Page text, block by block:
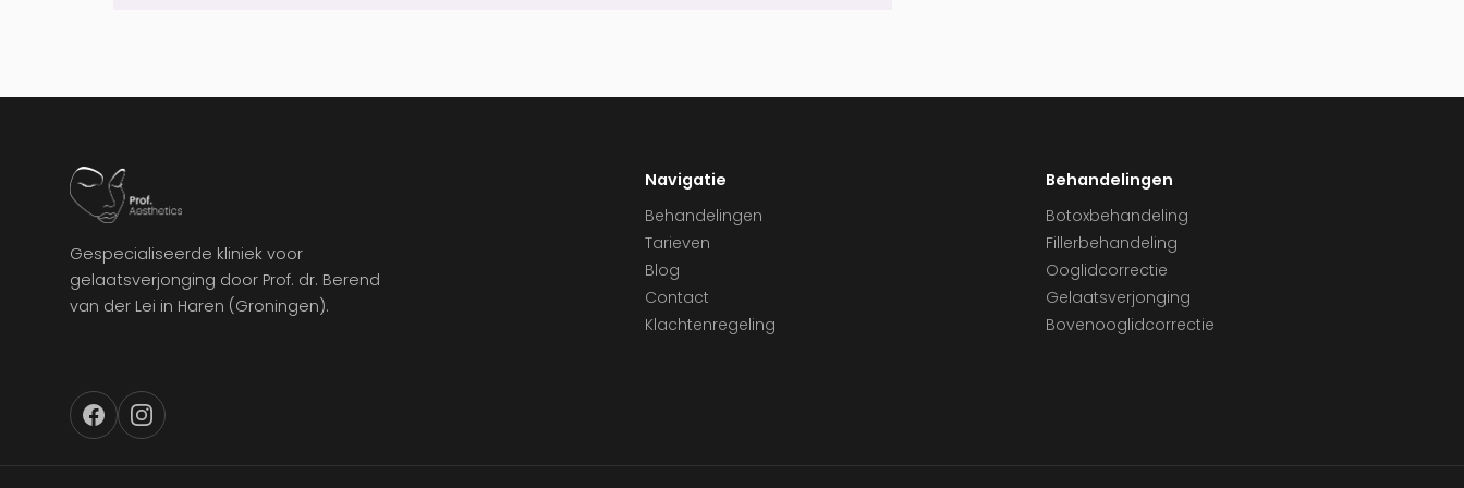
Gespecialiseerde kliniek voor
gelaatsverjonging door Prof. dr. Berend
van der Lei in Haren (Groningen).
Navigatie
Behandelingen
Tarieven
Blog
Contact
Klachtenregeling
Behandelingen
Botoxbehandeling
Fillerbehandeling
Ooglidcorrectie
Gelaatsverjonging
Bovenooglidcorrectie